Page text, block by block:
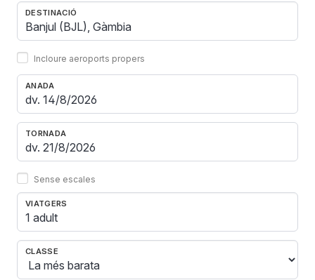
DESTINACIÓ
Incloure aeroports propers
ANADA
TORNADA
Sense escales
VIATGERS
1 adult
CLASSE